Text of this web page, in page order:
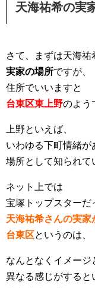
天海祐希の実
さて、まずは天海祐
実家の場所ですが、
住所でいいますと
台東区東上野のよう
上野といえば、
いわゆる下町情緒が
場所として知られて
ネット上では
宝塚トップスターだ
天海祐希さんの実家
台東区というのは、
なんとなくイメージ
異なる感じがすると